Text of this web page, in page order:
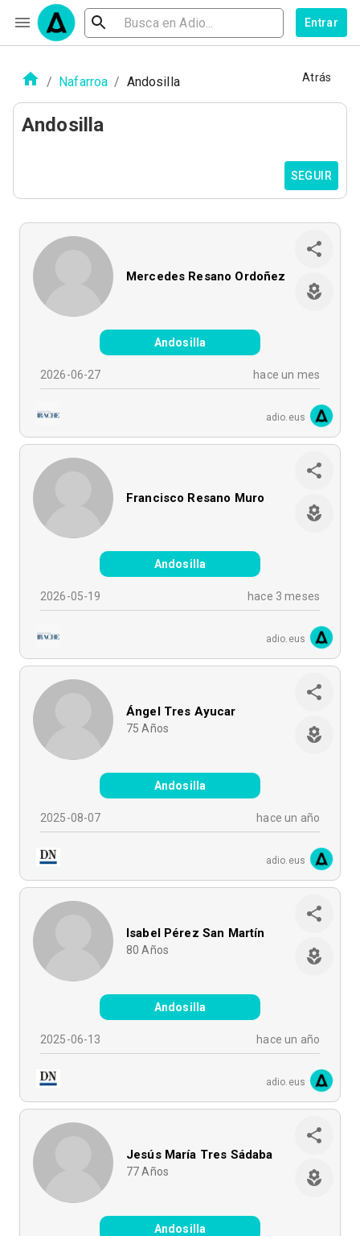
Entrar
/ Nafarroa / Andosilla Atrás
Andosilla
SEGUIR
Mercedes Resano Ordoñez
Andosilla
2026-06-27 hace un mes
adio.eus
Francisco Resano Muro
Andosilla
2026-05-19 hace 3 meses
adio.eus
Ángel Tres Ayucar
75 Años
Andosilla
2025-08-07 hace un año
adio.eus
Isabel Pérez San Martín
80 Años
Andosilla
2025-06-13 hace un año
adio.eus
Jesús María Tres Sádaba
77 Años
Andosilla